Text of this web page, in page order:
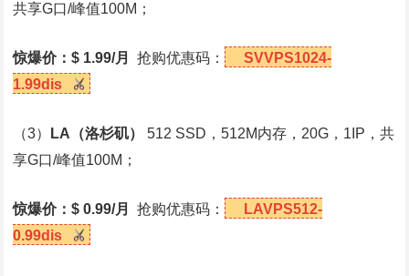
共享G口/峰值100M；
惊爆价：$ 1.99/月 抢购优惠码：
SVVPS1024-
1.99dis
（3） LA （洛杉矶）
512 SSD，512M内存，20G，1IP，共
享G口/峰值100M；
惊爆价：$ 0.99/月 抢购优惠码：
LAVPS512-
0.99dis